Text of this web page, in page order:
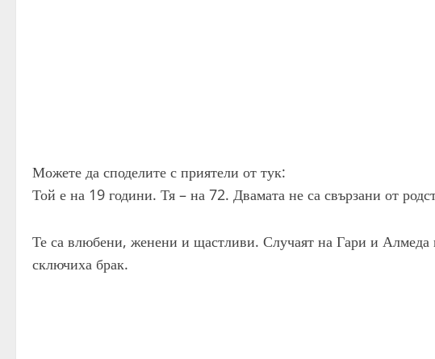
Можете да споделите с приятели от тук:
Той е на 19 години. Тя – на 72. Двамата не са свързани от
Те са влюбени, женени и щастливи. Случаят на Гари и
сключиха брак.